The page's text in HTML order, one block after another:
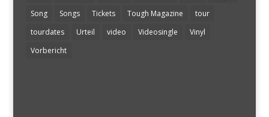
Song
Songs Tickets Tough Magazine
tour
tourdates
Urteil video Videosingle
Vinyl
Vorbericht